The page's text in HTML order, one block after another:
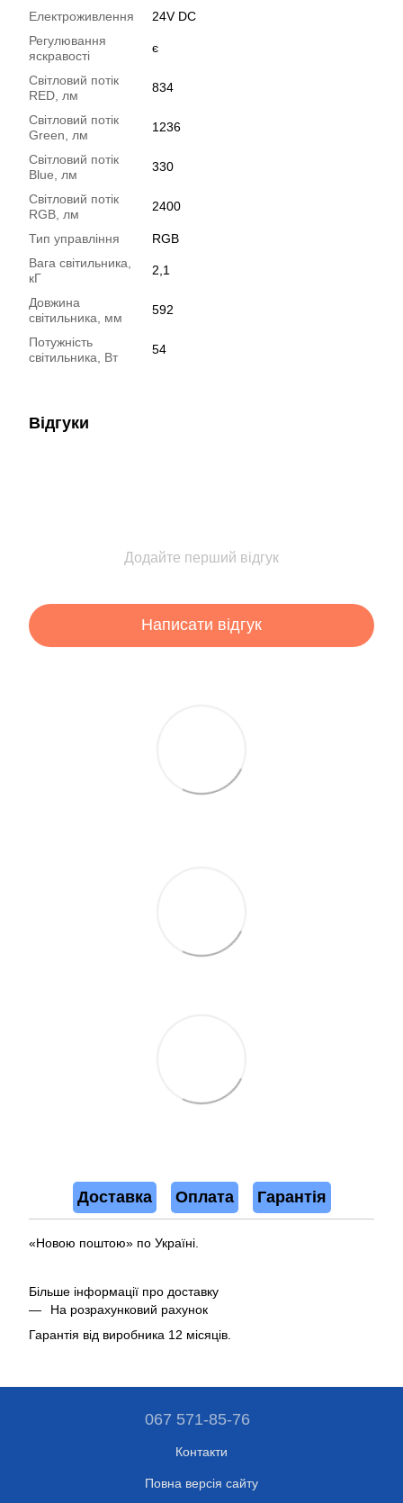
Електроживлення
24V DC
Регулювання
яскравості
є
Світловий потік
RED, лм
834
Світловий потік
Green, лм
1236
Світловий потік
Blue, лм
330
Світловий потік
RGB, лм
2400
Тип управління
RGB
Вага світильника,
кГ
2,1
Довжина
світильника, мм
592
Потужність
світильника, Вт
54
Відгуки
Додайте перший відгук
Написати відгук
Доставка Оплата Гарантія
«Новою поштою» по Україні.
Більше інформації про доставку
На розрахунковий рахунок
Гарантія від виробника 12 місяців.
067 571-85-76
Контакти
Повна версія сайту